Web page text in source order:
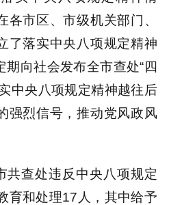
各市区、市级机关部门、
了落实中央八项规定精神
向社会发布全市查处“四
中央八项规定精神越往后
强烈信号，推动党风政风
共查处违反中央八项规定
育和处理17人，其中给予